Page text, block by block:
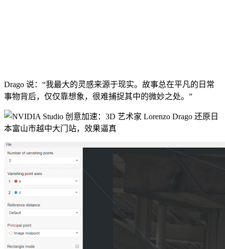
Drago 说：“我最大的灵感来源于现实。故事总在平凡的日常
事物背后，仅仅靠想象，很难捕捉其中的微妙之处。”